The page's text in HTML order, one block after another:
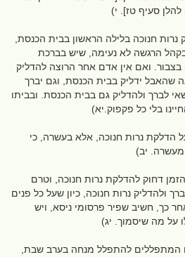
סעיף טז]. י)
חנוכה בלילה הראשון בבית הכנסת,
הרגשה לא נעימה, שיש בברכת
ואם אין אדם אחר הרוצה להדליק
שהאבל ידליק בבית הכנסת, וגם יברך
לברך ולהדליק גם בבית הכנסת. ובביתו
בלי כל פקפוק.יא)
הדלקת נרות חנוכה, אלא בעשרה, כי
מעשרה. יב)
דחוק להדלקת נרות חנוכה, וטרם
ולהדליק נרות חנוכה, כיון שעל כל פנים
כך, חשיב שפיר פרסומי ניסא, ויש
על מה שיסמוך. יג)
המתפללים להתפלל מנחה בערב שבת,